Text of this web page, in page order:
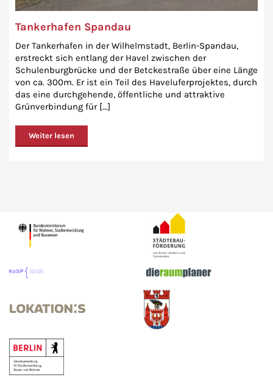
Tankerhafen Spandau
Der Tankerhafen in der Wilhelmstadt, Berlin-Spandau,
erstreckt sich entlang der Havel zwischen der
Schulenburgbrücke und der Betckestraße über eine Länge
von ca. 300m. Er ist ein Teil des Haveluferprojektes, durch
das eine durchgehende, öffentliche und attraktive
Grünverbindung für [...]
Weiter lesen